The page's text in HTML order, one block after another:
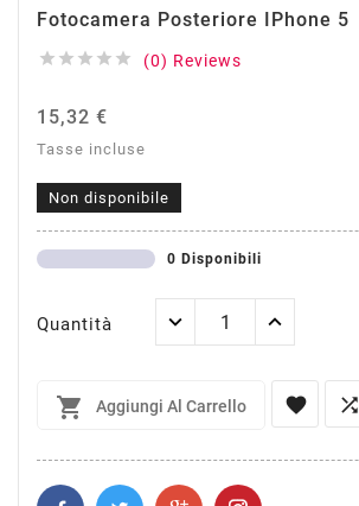
Fotocamera Posteriore IPhone 5
     (0) Reviews
15,32 €
Tasse incluse
Non disponibile
0 Disponibili
Quantità
 Aggiungi Al Carrello  